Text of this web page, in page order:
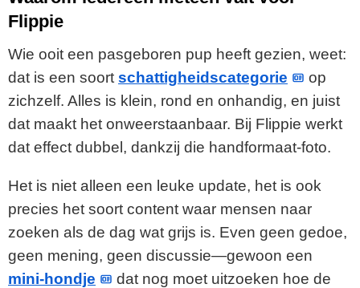
Flippie
Wie ooit een pasgeboren pup heeft gezien, weet:
dat is een soort schattigheidscategorie
op
zichzelf. Alles is klein, rond en onhandig, en juist
dat maakt het onweerstaanbaar. Bij Flippie werkt
dat effect dubbel, dankzij die handformaat-foto.
Het is niet alleen een leuke update, het is ook
precies het soort content waar mensen naar
zoeken als de dag wat grijs is. Even geen gedoe,
geen mening, geen discussie—gewoon een
mini-hondje
dat nog moet uitzoeken hoe de